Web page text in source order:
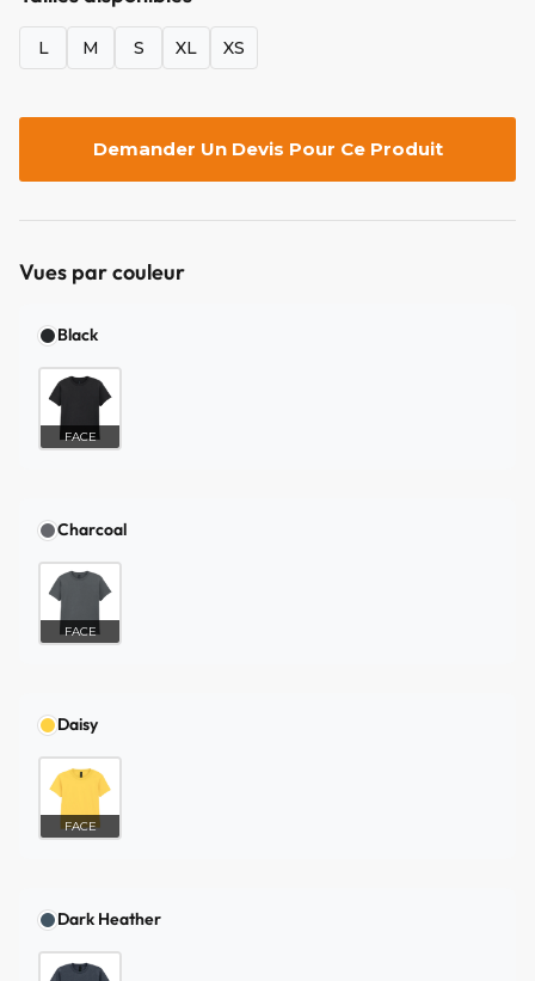
L M S XL XS
Demander Un Devis Pour Ce Produit
Vues par couleur
Black
FACE
Charcoal
FACE
Daisy
FACE
Dark Heather